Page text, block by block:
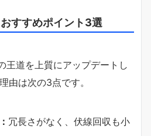
すすめポイント3選
王道を上質にアップデートし
由は次の3点です。
冗長さがなく、伏線回収も小